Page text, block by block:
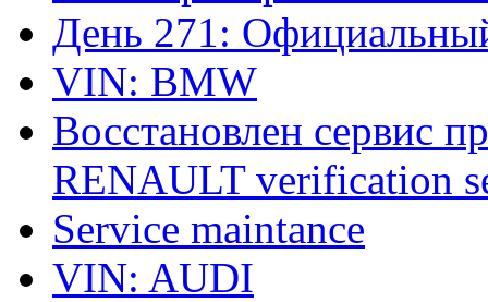
День 271:
VIN: BMW
Восстановлен сервис
RENAULT verification
Service maintance
VIN: AUDI